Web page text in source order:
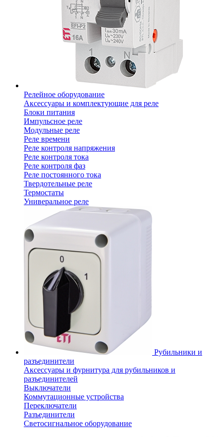
Релейное оборудование
Аксессуары и комплектующие для реле
Блоки питания
Импульсное реле
Модульные реле
Реле времени
Реле контроля напряжения
Реле контроля тока
Реле контроля фаз
Реле постоянного тока
Твердотельные реле
Термостаты
Универальное реле
Рубильники и
разъединители
Аксессуары и фурнитура для рубильников и
разъединителей
Выключатели
Коммутационные устройства
Переключатели
Разъединители
Светосигнальное оборудование